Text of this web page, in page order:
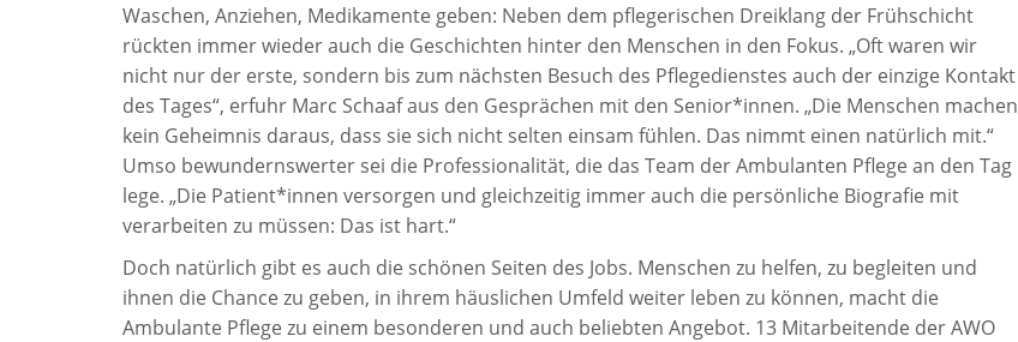
Waschen, Anziehen, Medikamente geben: Neben dem pflegerischen Dreiklang der Frühschicht
rückten immer wieder auch die Geschichten hinter den Menschen in den Fokus. „Oft waren wir
nicht nur der erste, sondern bis zum nächsten Besuch des Pflegedienstes auch der einzige Kontakt
des Tages“, erfuhr Marc Schaaf aus den Gesprächen mit den Senior*innen. „Die Menschen machen
kein Geheimnis daraus, dass sie sich nicht selten einsam fühlen. Das nimmt einen natürlich mit.“
Umso bewundernswerter sei die Professionalität, die das Team der Ambulanten Pflege an den Tag
lege. „Die Patient*innen versorgen und gleichzeitig immer auch die persönliche Biografie mit
verarbeiten zu müssen: Das ist hart.“
Doch natürlich gibt es auch die schönen Seiten des Jobs. Menschen zu helfen, zu begleiten und
ihnen die Chance zu geben, in ihrem häuslichen Umfeld weiter leben zu können, macht die
Ambulante Pflege zu einem besonderen und auch beliebten Angebot. 13 Mitarbeitende der AWO